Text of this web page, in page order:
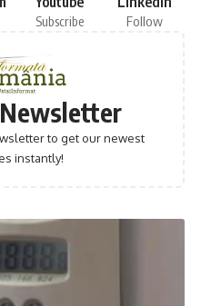
Subscribe Follow
to get our newest
instantly!